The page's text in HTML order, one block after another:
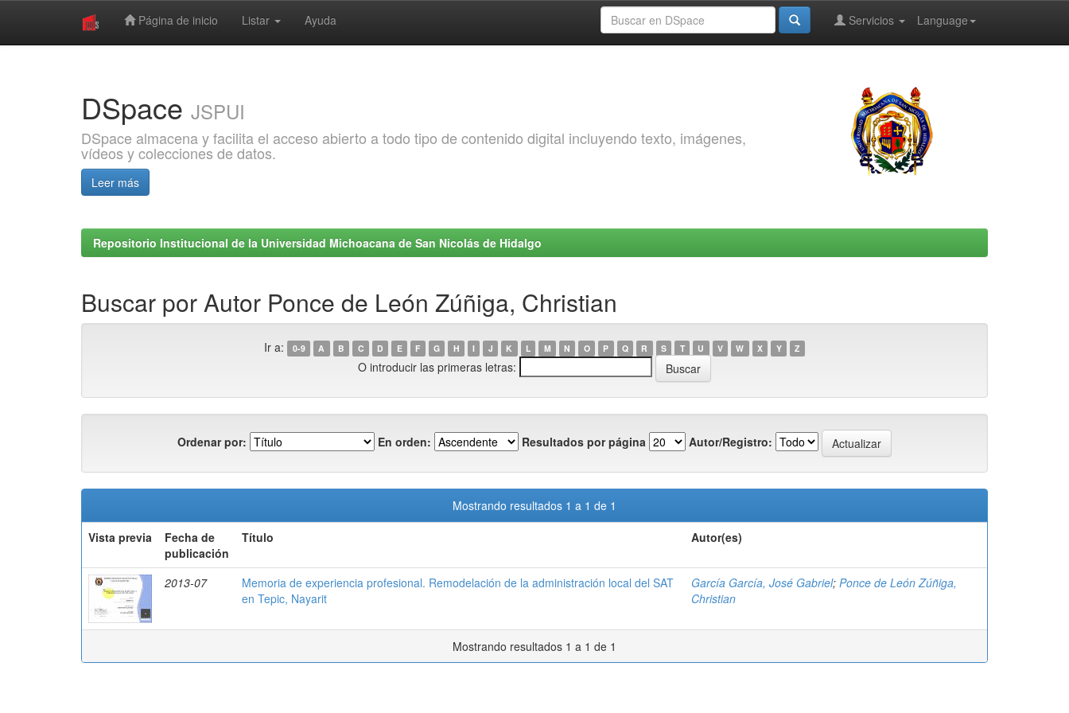
Página de inicio Listar Ayuda Language
Servicios
DSpace JSPUI
DSpace almacena y facilita el acceso abierto a todo tipo de contenido digital incluyendo texto, imágenes,
vídeos y colecciones de datos.
Leer más
Repositorio Institucional de la Universidad Michoacana de San Nicolás de Hidalgo
Buscar por Autor Ponce de León Zúñiga, Christian
Ir a: 0-9 A B C D E F G H I J K L M N O P Q R S T U V W X Y Z
O introducir las primeras letras:
Ordenar por: En orden: Resultados por página Autor/Registro:
Mostrando resultados 1 a 1 de 1
Vista previa
Fecha de
publicación
Título Autor(es)
2013-07
Memoria de experiencia profesional. Remodelación de la administración local del SAT
en Tepic, Nayarit
García García, José Gabriel; Ponce de León Zúñiga,
Christian
Mostrando resultados 1 a 1 de 1